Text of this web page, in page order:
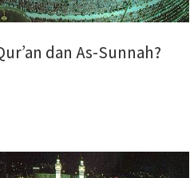
dan As-Sunnah?